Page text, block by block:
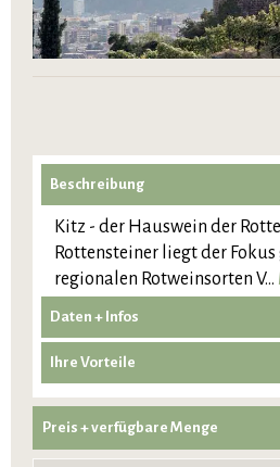
Beschreibung
Kitz - der Hauswein der
Rottensteiner liegt der
regionalen Rotweinsorten V…
Daten + Infos
Ihre Vorteile
Preis + verfügbare Menge